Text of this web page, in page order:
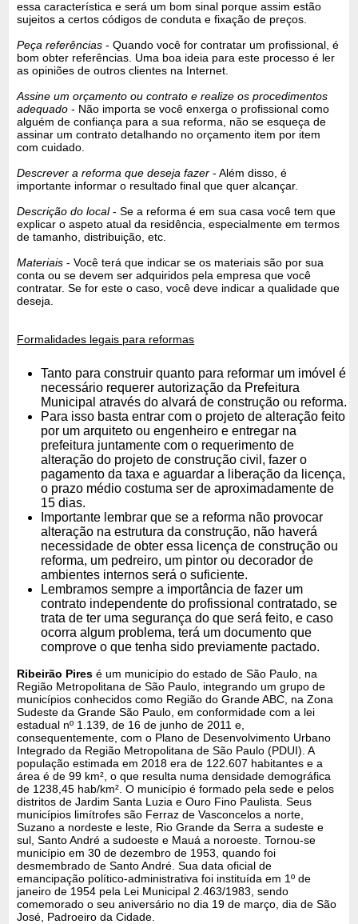
essa característica e será um bom sinal porque assim estão
sujeitos a certos códigos de conduta e fixação de preços.
Peça referências - Quando você for contratar um profissional, é
bom obter referências. Uma boa ideia para este processo é ler
as opiniões de outros clientes na Internet.
Assine um orçamento ou contrato e realize os procedimentos
adequado - Não importa se você enxerga o profissional como
alguém de confiança para a sua reforma, não se esqueça de
assinar um contrato detalhando no orçamento item por item
com cuidado.
Descrever a reforma que deseja fazer - Além disso, é
importante informar o resultado final que quer alcançar.
Descrição do local- Se a reforma é em sua casa você tem que
explicar o aspeto atual da residência, especialmente em termos
de tamanho, distribuição, etc.
Materiais - Você terá que indicar se os materiais são por sua
conta ou se devem ser adquiridos pela empresa que você
contratar. Se for este o caso, você deve indicar a qualidade que
deseja.
Formalidades legais para reformas
Tanto para construir quanto para reformar um imóvel é
necessário requerer autorização da Prefeitura
Municipal através do alvará de construção ou reforma.
Para isso basta entrar com o projeto de alteração feito
por um arquiteto ou engenheiro e entregar na
prefeitura juntamente com o requerimento de
alteração do projeto de construção civil, fazer o
pagamento da taxa e aguardar a liberação da licença,
o prazo médio costuma ser de aproximadamente de
15 dias.
Importante lembrar que se a reforma não provocar
alteração na estrutura da construção, não haverá
necessidade de obter essa licença de construção ou
reforma, um pedreiro, um pintor ou decorador de
ambientes internos será o suficiente.
Lembramos sempre a importância de fazer um
contrato independente do profissional contratado, se
trata de ter uma segurança do que será feito, e caso
ocorra algum problema, terá um documento que
comprove o que tenha sido previamente pactado.
Ribeirão Pires é um município do estado de São Paulo, na
Região Metropolitana de São Paulo, integrando um grupo de
municípios conhecidos como Região do Grande ABC, na Zona
Sudeste da Grande São Paulo, em conformidade com a lei
estadual nº 1.139, de 16 de junho de 2011 e,
consequentemente, com o Plano de Desenvolvimento Urbano
Integrado da Região Metropolitana de São Paulo (PDUI). A
população estimada em 2018 era de 122.607 habitantes e a
área é de 99 km², o que resulta numa densidade demográfica
de 1238,45 hab/km². O município é formado pela sede e pelos
distritos de Jardim Santa Luzia e Ouro Fino Paulista. Seus
municípios limítrofes são Ferraz de Vasconcelos a norte,
Suzano a nordeste e leste, Rio Grande da Serra a sudeste e
sul, Santo André a sudoeste e Mauá a noroeste. Tornou-se
município em 30 de dezembro de 1953, quando foi
desmembrado de Santo André. Sua data oficial de
emancipação político-administrativa foi instituída em 1º de
janeiro de 1954 pela Lei Municipal 2.463/1983, sendo
comemorado o seu aniversário no dia 19 de março, dia de São
José, Padroeiro da Cidade.